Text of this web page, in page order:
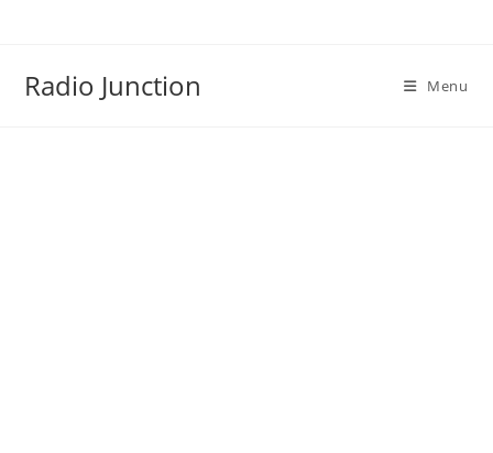
Radio Junction Menu